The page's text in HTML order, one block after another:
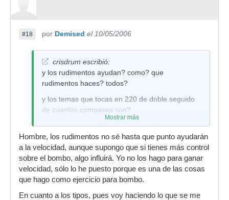
#18 por Demised el 10/05/2006
crisdrum escribió:
y los rudimentos ayudan? como? que
rudimentos haces? todos?
y los temas que tocas en 220 de doble seguido
de cuantos compases son?
perdon mi ignorancia, que son tobilleras
lastradas?
Mostrar más
Hombre, los rudimentos no sé hasta que punto ayudarán
a la velocidad, aunque supongo que si tienes más control
sobre el bombo, algo influirá. Yo no los hago para ganar
velocidad, sólo lo he puesto porque es una de las cosas
que hago como ejercicio para bombo.
En cuanto a los tipos, pues voy haciendo lo que se me